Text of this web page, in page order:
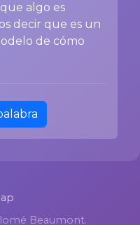
algo es
decir que es un
de cómo
Beaumont.